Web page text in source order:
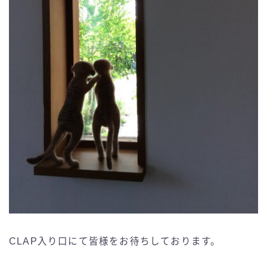
CLAP入り口にて皆様をお待ちしております。